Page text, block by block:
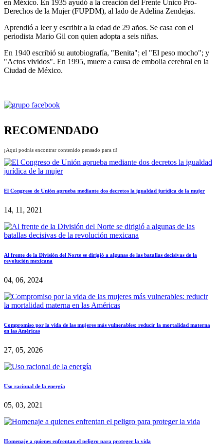
en México. En 1935 ayudó a la creación del Frente Único Pro-
Derechos de la Mujer (FUPDM), al lado de Adelina Zendejas.
Aprendió a leer y escribir a la edad de 29 años. Se casa con el
periodista Mario Gil con quien adopta a seis niñas.
En 1940 escribió su autobiografía, "Benita"; el "El peso mocho"; y
"Actos vividos". En 1995, muere a causa de embolia cerebral en la
Ciudad de México.
RECOMENDADO
¡Aquí podrás encontrar contenido pensado para ti!
El Congreso de Unión aprueba mediante dos decretos la igualdad jurídica de la mujer
14, 11, 2021
Al frente de la División del Norte se dirigió a algunas de las batallas decisivas de la
revolución mexicana
04, 06, 2024
Compromiso por la vida de las mujeres más vulnerables: reducir la mortalidad materna
en las Américas
27, 05, 2026
Uso racional de la energía
05, 03, 2021
Homenaje a quienes enfrentan el peligro para proteger la vida